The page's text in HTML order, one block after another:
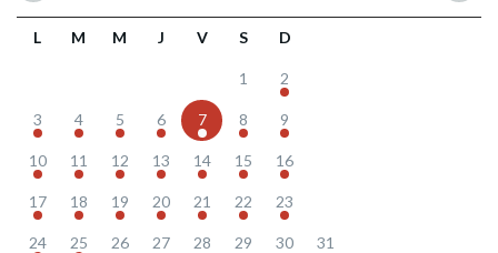
L M M J V S D
1 2
3 4 5 6 7 8 9
10 11 12 13 14 15 16
17 18 19 20 21 22 23
24 25 26 27 28 29 30 31